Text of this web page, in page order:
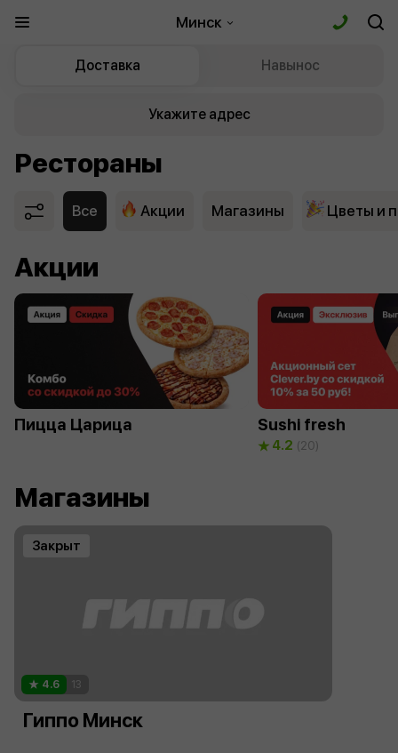
Минск
Доставка Навынос
Укажите адрес
Рестораны
Все Акции Магазины Цветы и
Акции
Пицца Царица Sushi fresh
4.2 (20)
Магазины
Закрыт
4.6 13
Гиппо Минск